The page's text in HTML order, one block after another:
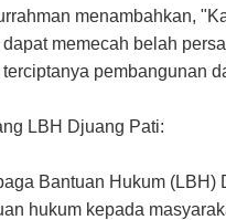
menambahkan,
memecah belah
pembangunan
LBH Djuang Pati:
Bantuan Hukum
hukum kepada